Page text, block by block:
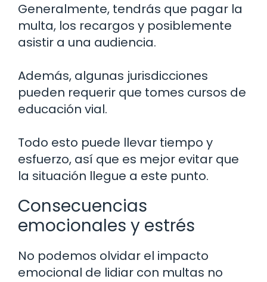
Generalmente, tendrás que pagar la
multa, los recargos y posiblemente
asistir a una audiencia.
Además, algunas jurisdicciones
pueden requerir que tomes cursos de
educación vial.
Todo esto puede llevar tiempo y
esfuerzo, así que es mejor evitar que
la situación llegue a este punto.
Consecuencias
emocionales y estrés
No podemos olvidar el impacto
emocional de lidiar con multas no